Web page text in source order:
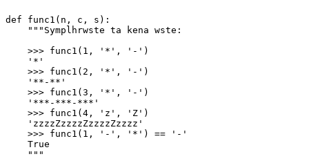
def func1(n, c, s):
    """Symplhrwste ta kena wste:
    >>> func1(1, '*', '-')
    '*'
    >>> func1(2, '*', '-')
    '**-**'
    >>> func1(3, '*', '-')
    '***-***-***'
    >>> func1(4, 'z', 'Z')
    'zzzzZzzzzZzzzzZzzzz'
    >>> func1(1, '-', '*') == '-'
    True
    """